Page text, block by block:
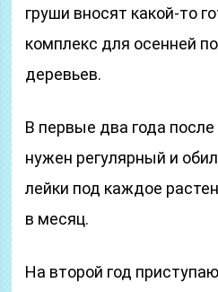
груши вносят какой-то
комплекс для осенней
деревьев.
В первые два года
нужен регулярный и
лейки под каждое
в месяц.
На второй год